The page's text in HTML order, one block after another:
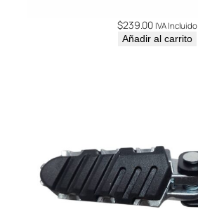
$239.00 IVA Incluido
Añadir al carrito